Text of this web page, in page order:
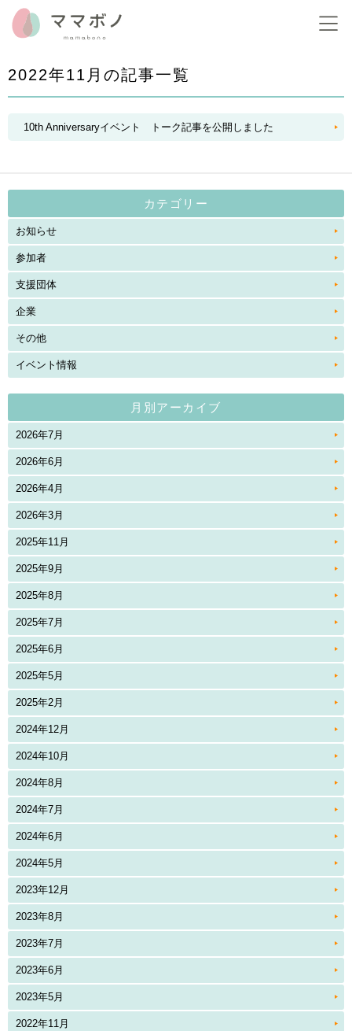
2022年11月の記事一覧
10th Anniversaryイベント トーク記事を公開しました
カテゴリー
お知らせ
参加者
支援団体
企業
その他
イベント情報
月別アーカイブ
2026年7月
2026年6月
2026年4月
2026年3月
2025年11月
2025年9月
2025年8月
2025年7月
2025年6月
2025年5月
2025年2月
2024年12月
2024年10月
2024年8月
2024年7月
2024年6月
2024年5月
2023年12月
2023年8月
2023年7月
2023年6月
2023年5月
2022年11月